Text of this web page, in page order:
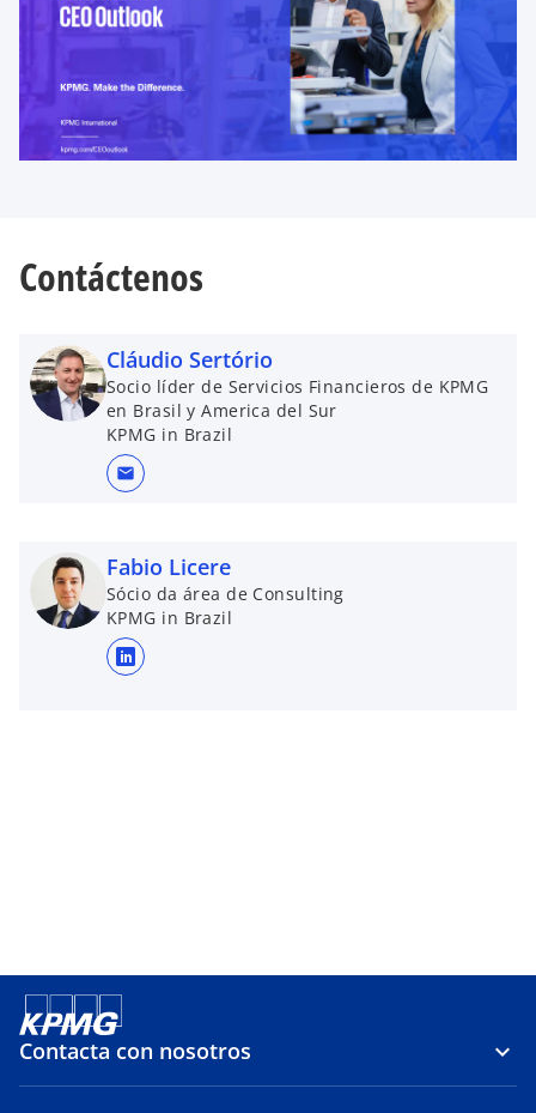
Contáctenos
Cláudio Sertório
Socio líder de Servicios Financieros de KPMG
en Brasil y America del Sur
KPMG in Brazil
mail
Fabio Licere
Sócio da área de Consulting
KPMG in Brazil
s
s
Contacta con nosotros